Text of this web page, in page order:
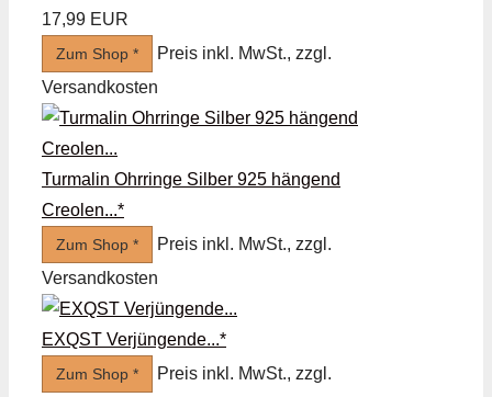
17,99 EUR
Zum Shop *
Preis inkl. MwSt., zzgl.
Versandkosten
Turmalin Ohrringe Silber 925 hängend
Creolen...*
Zum Shop *
Preis inkl. MwSt., zzgl.
Versandkosten
EXQST Verjüngende...*
Zum Shop *
Preis inkl. MwSt., zzgl.